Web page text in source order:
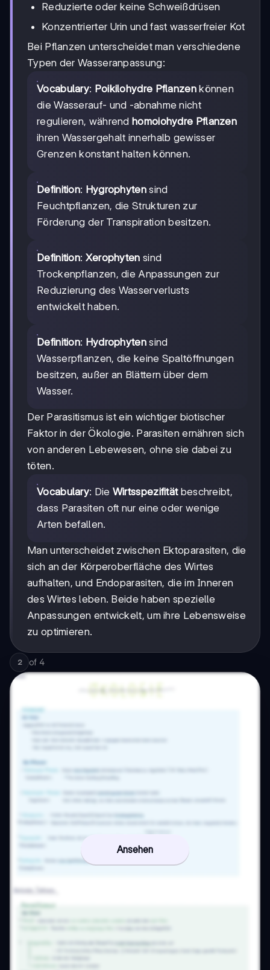
Reduzierte oder keine Schweißdrüsen
Konzentrierter Urin und fast wasserfreier Kot
Bei Pflanzen unterscheidet man verschiedene
Typen der Wasseranpassung:
Vocabulary: Poikilohydre Pflanzenkönnen
die Wasserauf- und -abnahme nicht
regulieren, während homoiohydre Pflanzen
ihren Wassergehalt innerhalb gewisser
Grenzen konstant halten können.
Definition: Hygrophytensind
Feuchtpflanzen, die Strukturen zur
Förderung der Transpiration besitzen.
Definition: Xerophyten sind
Trockenpflanzen, die Anpassungen zur
Reduzierung des Wasserverlusts
entwickelt haben.
Definition: Hydrophytensind
Wasserpflanzen, die keine Spaltöffnungen
besitzen, außer an Blättern über dem
Wasser.
Der Parasitismus ist ein wichtiger biotischer
Faktor in der Ökologie. Parasiten ernähren sich
von anderen Lebewesen, ohne sie dabei zu
töten.
Vocabulary: Die Wirtsspezifitätbeschreibt,
dass Parasiten oft nur eine oder wenige
Arten befallen.
Man unterscheidet zwischen Ektoparasiten, die
sich an der Körperoberfläche des Wirtes
aufhalten, und Endoparasiten, die im Inneren
des Wirtes leben. Beide haben spezielle
Anpassungen entwickelt, um ihre Lebensweise
zu optimieren.
2 of 4
Ansehen